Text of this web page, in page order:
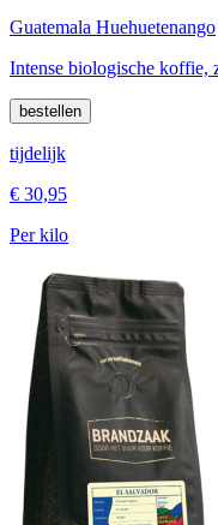
Guatemala Huehuetenango
Intense biologische koffie,
bestellen
tijdelijk
€ 30,95
Per kilo